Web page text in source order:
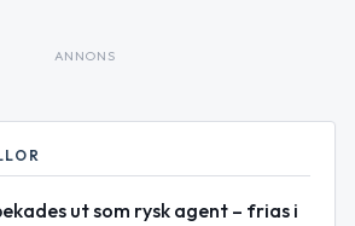
ANNONS
ut som rysk agent – frias i